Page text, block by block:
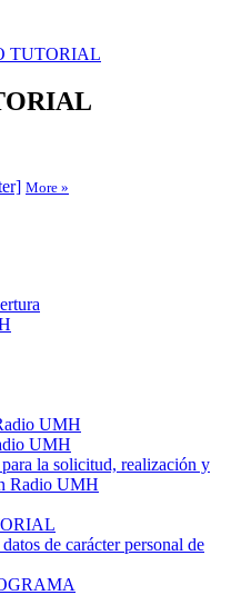
TUTORIAL
More »
UMH
UMH
la solicitud, realización y
Radio UMH
de carácter personal de